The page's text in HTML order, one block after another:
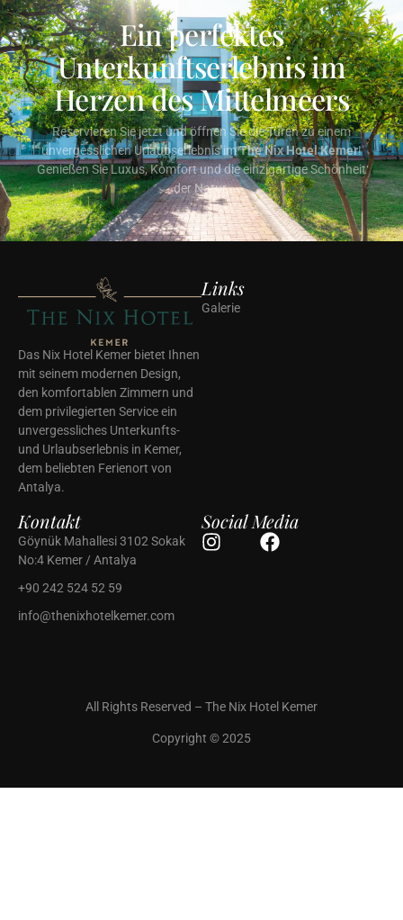
Ein perfektes
Unterkunftserlebnis im
Herzen des Mittelmeers
Reservieren Sie jetzt und öffnen Sie die Türen zu einem
unvergesslichen Urlaubserlebnis imThe Nix Hotel Kemer!
Genießen Sie Luxus, Komfort und die einzigartige Schönheit
der Natur.
Das Nix Hotel Kemer bietet Ihnen
mit seinem modernen Design,
den komfortablen Zimmern und
dem privilegierten Service ein
unvergessliches Unterkunfts-
und Urlaubserlebnis in Kemer,
dem beliebten Ferienort von
Antalya.
Links
Galerie
Kontakt
Göynük Mahallesi 3102 Sokak
No:4 Kemer / Antalya
+90 242 524 52 59
info@thenixhotelkemer.com
Social Media
All Rights Reserved – The Nix Hotel Kemer
Copyright © 2025